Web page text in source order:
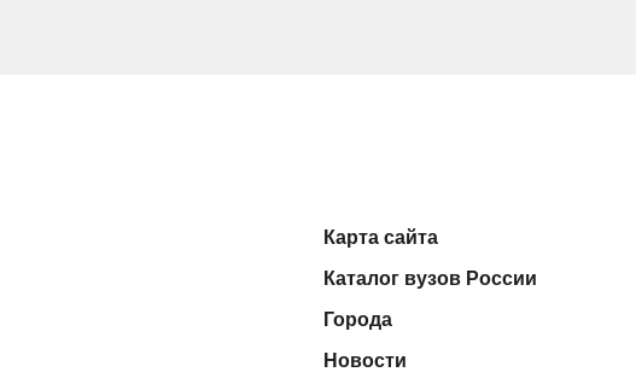
Карта сайта
Каталог вузов России
Города
Новости